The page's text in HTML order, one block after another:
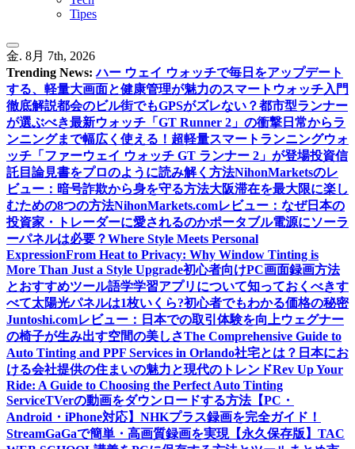
Tipes
金. 8月 7th, 2026
Trending News: ハー ウェイ ウォッチで毎日をアップデート
する、軽量大画面と健康管理が魅力のスマートウォッチ入門
徹底解説都会のビル街でもGPSがズレない？都市型ランナー
が選ぶべき最新ウォッチ「GT Runner 2」の衝撃 日常からラ
ンニングまで幅広く使える！超軽量スマートランニングウォ
ッチ「ファーウェイ ウォッチ GT ランナー 2」が登場投資信
託目論見書をプロのように読み解く方法NihonMarketsのレ
ビュー：暗号詐欺から身を守る方法大阪滞在を最大限に楽し
むための8つの方法NihonMarkets.comレビュー：なぜ日本の
投資家・トレーダーに愛されるのかポータブル電源にソーラ
ーパネルは必要？Where Style Meets Personal
ExpressionFrom Heat to Privacy: Why Window Tinting is
More Than Just a Style Upgrade初心者向けPC画面録画方法
とおすすめツール語学学習アプリについて知っておくべきす
べて太陽光パネルは1枚いくら?初心者でもわかる価格の秘密
Juntoshi.comレビュー：日本での取引体験を向上ウェグナー
の椅子が生み出す空間の美しさThe Comprehensive Guide to
Auto Tinting and PPF Services in Orlando社宅とは？日本にお
ける会社提供の住まいの魅力と現代のトレンドRev Up Your
Ride: A Guide to Choosing the Perfect Auto Tinting
ServiceTVerの動画をダウンロードする方法【PC・
Android・iPhone対応】 NHKプラス録画を完全ガイド！
StreamGaGaで簡単・高画質録画を実現【永久保存版】TAC